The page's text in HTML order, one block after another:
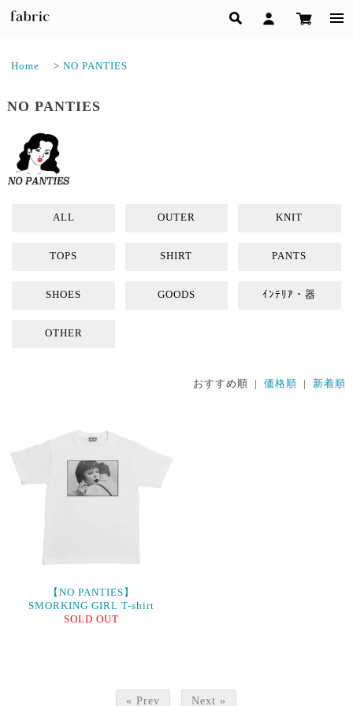
Home > NO PANTIES
NO PANTIES
ALL OUTER KNIT
TOPS SHIRT PANTS
SHOES GOODS ｲﾝﾃﾘｱ・器
OTHER
おすすめ順 |価格順 新着順
【NO PANTIES】
SMORKING GIRL T-shirt
SOLD OUT
« Prev Next »